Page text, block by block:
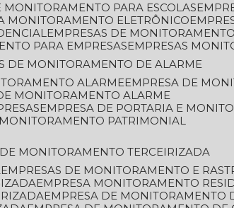
MONITORAMENTO PARA ESCOLAS
MONITORAMENTO ELETRÔNICO
EMPRESAS DE
PARA EMPRESAS
EMPRESAS
DE MONITORAMENTO DE ALARME
ALARME
EMPRESA DE
DE MONITORAMENTO ALARME
EMPRESA DE PORTARIA E
MONITORAMENTO PATRIMONIAL
DE MONITORAMENTO TERCEIRIZADA
EMPRESAS DE MONITORAMENTO E
EMPRESA MONITORAMENTO
EMPRESA DE